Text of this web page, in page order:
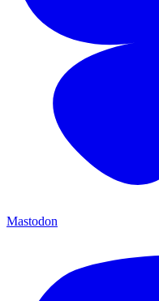
Mastodon